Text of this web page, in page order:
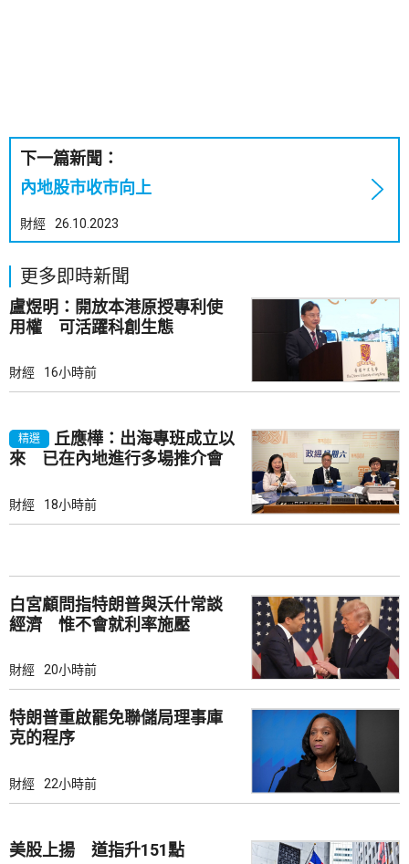
下一篇新聞：
內地股市收市向上
財經 26.10.2023
更多即時新聞
盧煜明：開放本港原授專利使
用權 可活躍科創生態
財經 16小時前
精選
丘應樺：出海專班成立以
來 已在內地進行多場推介會
財經 18小時前
白宮顧問指特朗普與沃什常談
經濟 惟不會就利率施壓
財經 20小時前
特朗普重啟罷免聯儲局理事庫
克的程序
財經 22小時前
美股上揚 道指升151點